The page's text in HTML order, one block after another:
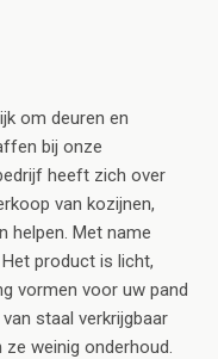
om deuren en
bij onze
heeft zich over
van kozijnen,
helpen. Met name
product is licht,
vormen voor uw pand
staal verkrijgbaar
ze weinig onderhoud.